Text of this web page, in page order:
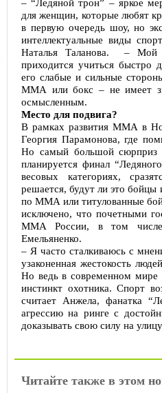
– “Ледяной трон” – яркое
для женщин, которые любят
в первую очередь шоу, но
интеллектуальные виды
Наталья Таланова. – Мой
приходится учиться быстро
его слабые и сильные
ММА или бокс – не имеет
осмысленным.
Место для подвига?
В рамках развития ММА в
Георгия Парамонова, где
Но самый большой сюрприз
планируется финал
весовых категориях,
решается, будут ли это
по ММА или титулованные
исключено, что почетными
ММА России, в том числе
Емельяненко.
– Я часто сталкиваюсь с
узаконенная жестокость
Но ведь в современном мире
инстинкт охотника. Спорт
считает Анжела, фанатка
агрессию на ринге с
доказывать свою силу на
Читайте также в этом